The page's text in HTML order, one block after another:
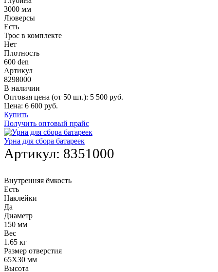
3000 мм
Люверсы
Есть
Трос в комплекте
Нет
Плотность
600 den
Артикул
8298000
В наличии
Оптовая цена (от 50 шт.): 5 500 руб.
Цена: 6 600 руб.
Купить
Получить оптовый прайс
Урна для сбора батареек
Артикул: 8351000
Внутренняя ёмкость
Есть
Наклейки
Да
Диаметр
150 мм
Вес
1.65 кг
Размер отверстия
65Х30 мм
Высота